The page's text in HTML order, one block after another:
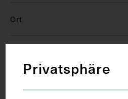
Ort
Privatsphäre